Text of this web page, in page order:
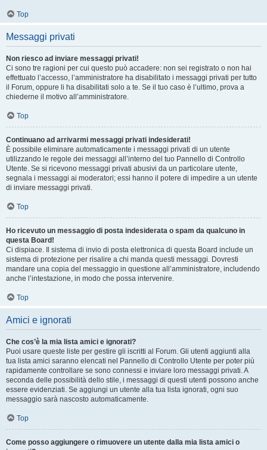
Top
Messaggi privati
Non riesco ad inviare messaggi privati!
Ci sono tre ragioni per cui questo può accadere: non sei registrato o non hai
effettuato l’accesso, l’amministratore ha disabilitato i messaggi privati per tutto
il Forum, oppure li ha disabilitati solo a te. Se il tuo caso è l’ultimo, prova a
chiederne il motivo all’amministratore.
Top
Continuano ad arrivarmi messaggi privati indesiderati!
È possibile eliminare automaticamente i messaggi privati ​​di un utente
utilizzando le regole dei messaggi all’interno del tuo Pannello di Controllo
Utente. Se si ricevono messaggi privati ​​abusivi da un particolare utente,
segnala i messaggi ai moderatori; essi hanno il potere di impedire a un utente
di inviare messaggi privati​​.
Top
Ho ricevuto un messaggio di posta indesiderata o spam da qualcuno in
questa Board!
Ci dispiace. Il sistema di invio di posta elettronica di questa Board include un
sistema di protezione per risalire a chi manda questi messaggi. Dovresti
mandare una copia del messaggio in questione all’amministratore, includendo
anche l’intestazione, in modo che possa intervenire.
Top
Amici e ignorati
Che cos’è la mia lista amici e ignorati?
Puoi usare queste liste per gestire gli iscritti al Forum. Gli utenti aggiunti alla
tua lista amici saranno elencati nel Pannello di Controllo Utente per poter più
rapidamente controllare se sono connessi e inviare loro messaggi privati. A
seconda delle possibilità dello stile, i messaggi di questi utenti possono anche
essere evidenziati. Se aggiungi un utente alla tua lista ignorati, ogni suo
messaggio sarà nascosto automaticamente.
Top
Come posso aggiungere o rimuovere un utente dalla mia lista amici o